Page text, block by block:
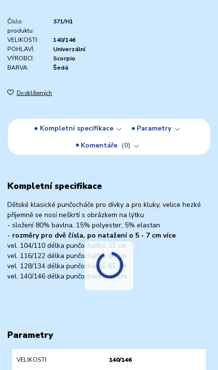
Číslo
produktu:
371/H1
VELIKOSTI:
140/146
POHLAVÍ:
Univerzální
VÝROBCI:
Scorpio
BARVA:
Šedá
Do oblíbených
Kompletní specifikace
Parametry
Komentáře
0
Kompletní specifikace
Dětské klasické punčocháče pro dívky a pro kluky, velice hezké
příjemně se nosí neškrtí s obrázkem na lýtku
- složení 80% bavlna, 15% polyester, 5% elastan
- rozměry pro dvě čísla, po natažení o 5 - 7 cm více
vel. 104/110 délka punčocháčků 53 cm
vel. 116/122 délka punčocháčků 60 cm
vel. 128/134 délka punčocháčků 65 cm
vel. 140/146 délka punčocháčků 74 cm
Parametry
VELIKOSTI 140/146